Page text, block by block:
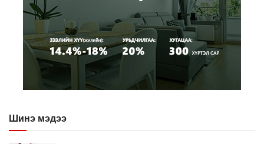
Шинэ мэдээ